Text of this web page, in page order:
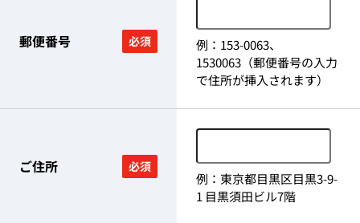
郵便番号 必須
例：153-0063、
1530063（郵便番号の入力
で住所が挿入されます）
ご住所 必須
例：東京都目黒区目黒3-9-
1 目黒須田ビル7階